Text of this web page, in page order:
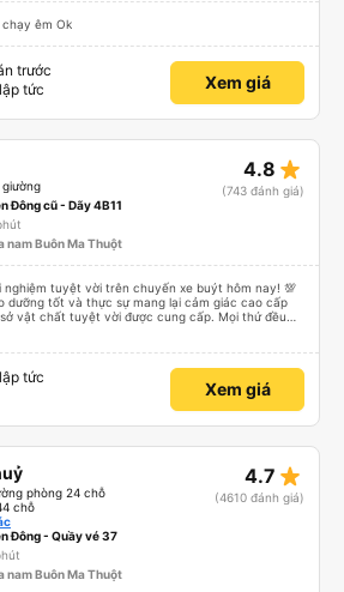
êm Ok
trước
tức
Xem giá
4.8 star_rate
(743 đánh giá)
Đông cũ - Dãy 4B11
nam Buôn Ma Thuột
tuyệt vời trên chuyến xe buýt hôm nay! 💯
dưỡng tốt và thực sự mang lại cảm giác cao cấp
vật chất tuyệt vời được cung cấp. Mọi thứ đều
viên và tài xế rất tốt bụng, hữu ích và chu đáo,
tôi rất vui và hài lòng từ đầu đến cuối. Rất đáng
nó rất dễ sử dụng, thân thiện với người dùng và
của chúng tôi. Mọi thứ đều diễn ra suôn sẻ!
tức
Xem giá
phòng 24 chỗ
chỗ
4.7 star_rate
(4610 đánh giá)
Đông - Quầy vé 37
nam Buôn Ma Thuột